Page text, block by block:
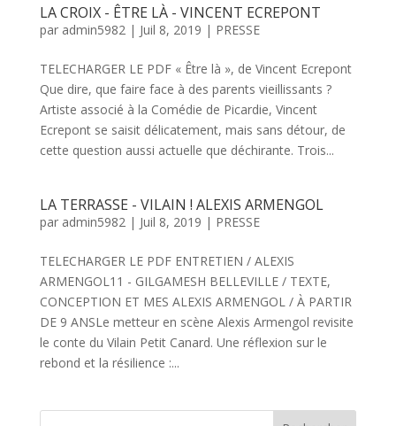
LA CROIX - ÊTRE LÀ - VINCENT ECREPONT
par admin5982| Juil 8, 2019 | PRESSE
TELECHARGER LE PDF « Être là », de Vincent Ecrepont
Que dire, que faire face à des parents vieillissants ?
Artiste associé à la Comédie de Picardie, Vincent
Ecrepont se saisit délicatement, mais sans détour, de
cette question aussi actuelle que déchirante. Trois...
LA TERRASSE - VILAIN ! ALEXIS ARMENGOL
par admin5982| Juil 8, 2019 | PRESSE
TELECHARGER LE PDF ENTRETIEN / ALEXIS
ARMENGOL11 - GILGAMESH BELLEVILLE / TEXTE,
CONCEPTION ET MES ALEXIS ARMENGOL / À PARTIR
DE 9 ANSLe metteur en scène Alexis Armengol revisite
le conte du Vilain Petit Canard. Une réflexion sur le
rebond et la résilience :...